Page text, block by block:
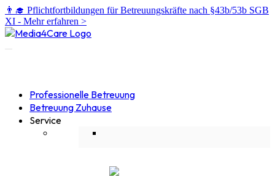
👨‍🎓 Pflichtfortbildungen für Betreuungskräfte nach §43b/53b SGB
XI - Mehr erfahren >
Professionelle Betreuung
Betreuung Zuhause
Service